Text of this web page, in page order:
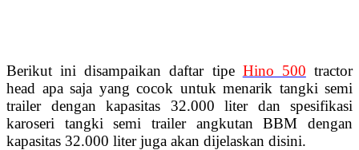
Berikut ini disampaikan daftar tipe Hino 500 tractor
head apa saja yang cocok untuk menarik tangki semi
trailer dengan kapasitas 32.000 liter dan spesifikasi
karoseri tangki semi trailer angkutan BBM dengan
kapasitas 32.000 liter juga akan dijelaskan disini.